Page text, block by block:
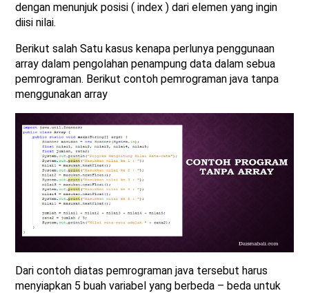
dengan menunjuk posisi ( index ) dari elemen yang ingin
diisi nilai.
Berikut salah Satu kasus kenapa perlunya penggunaan
array dalam pengolahan penampung data dalam sebua
pemrograman. Berikut contoh pemrograman java tanpa
menggunakan array
Dari contoh diatas pemrograman java tersebut harus
menyiapkan 5 buah variabel yang berbeda – beda untuk